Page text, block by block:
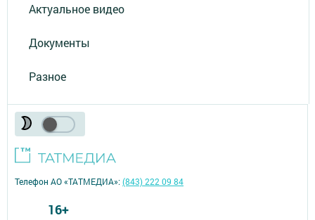
Актуальное видео
Документы
Разное
Телефон АО «ТАТМЕДИА»:(843) 222 09 84
16+